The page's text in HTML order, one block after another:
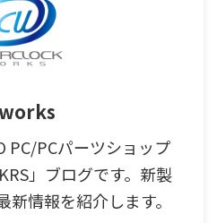
PC/PCパーツショップ
」ブログです。新製
新情報を紹介します。